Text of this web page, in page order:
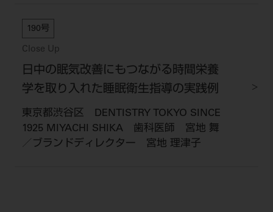
190号
Close Up
日中の眠気改善にもつながる時間栄養
学を取り入れた睡眠衛生指導の実践例
東京都渋谷区 DENTISTRY TOKYO SINCE
1925 MIYACHI SHIKA 歯科医師 宮地 舞
／ブランドディレクター 宮地 理津子